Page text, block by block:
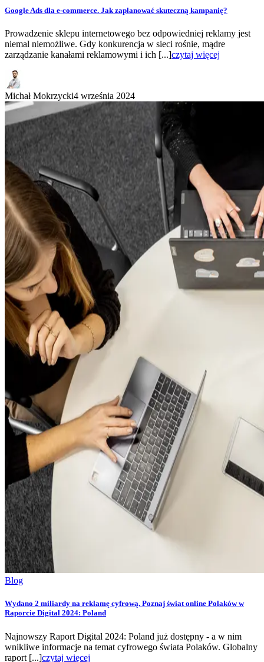
Google Ads dla e-commerce. Jak zaplanować skuteczną kampanię?
Prowadzenie sklepu internetowego bez odpowiedniej reklamy jest
niemal niemożliwe. Gdy konkurencja w sieci rośnie, mądre
zarządzanie kanałami reklamowymi i ich [...]czytaj więcej
Michał Mokrzycki4 września 2024
Blog
Wydano 2 miliardy na reklamę cyfrową. Poznaj świat online Polaków w
Raporcie Digital 2024: Poland
Najnowszy Raport Digital 2024: Poland już dostępny - a w nim
wnikliwe informacje na temat cyfrowego świata Polaków. Globalny
raport [...]czytaj więcej